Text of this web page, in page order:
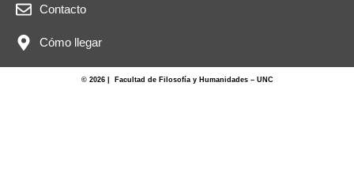
Contacto
Cómo llegar
© 2026 | Facultad de Filosofía y Humanidades – UNC